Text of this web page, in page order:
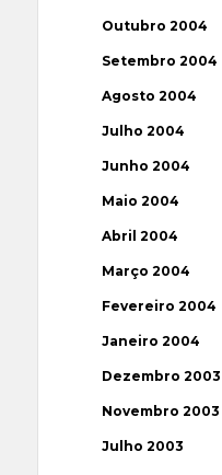
Outubro 2004
Setembro 2004
Agosto 2004
Julho 2004
Junho 2004
Maio 2004
Abril 2004
Março 2004
Fevereiro 2004
Janeiro 2004
Dezembro 2003
Novembro 2003
Julho 2003